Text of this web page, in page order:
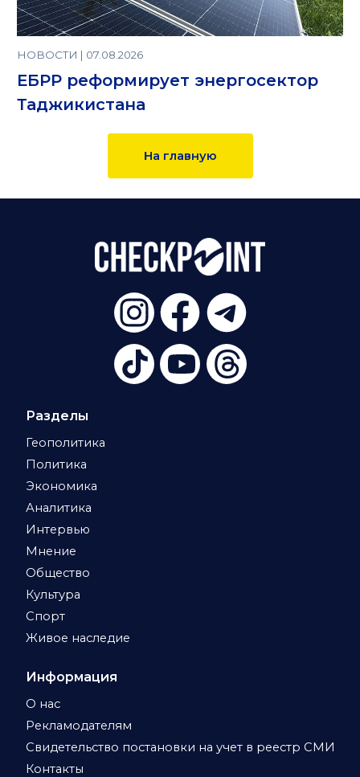
НОВОСТИ | 07.08.2026
ЕБРР реформирует энергосектор
Таджикистана
На главную
Разделы
Геополитика
Политика
Экономика
Аналитика
Интервью
Мнение
Общество
Культура
Спорт
Живое наследие
Информация
О нас
Рекламодателям
Свидетельство постановки на учет в реестр СМИ
Контакты